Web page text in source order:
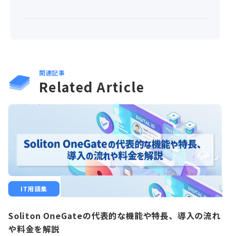
関連記事
Related Article
IT用語集
Soliton OneGateの代表的な機能や特長、導入の流れ
や料金を解説